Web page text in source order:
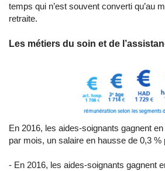
temps qui n’est souvent converti qu’au
retraite.
Les métiers du soin et de
En 2016, les aides-soignants gagnent
par mois, un salaire en hausse de 0,3 %
- En 2016, les aides-soignants gagnent